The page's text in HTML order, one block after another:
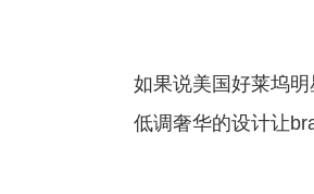
如果说美国好莱坞明
低调奢华的设计让